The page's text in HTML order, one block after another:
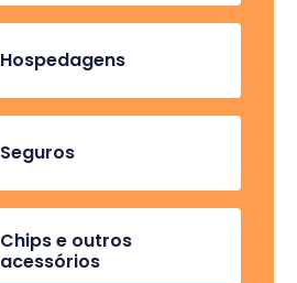
Hospedagens
Seguros
Chips e outros
acessórios